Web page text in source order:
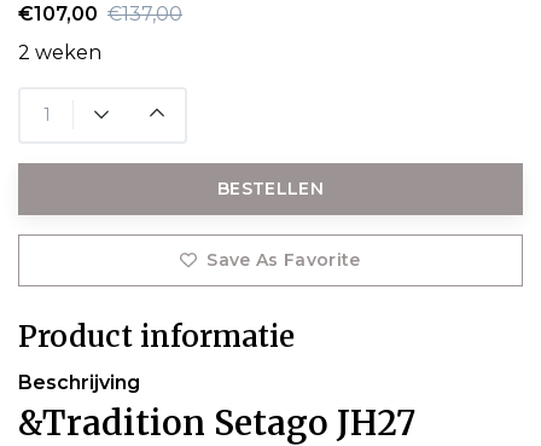
€107,00 €137,00
2 weken
BESTELLEN
Save As Favorite
Product informatie
Beschrijving
&Tradition Setago JH27